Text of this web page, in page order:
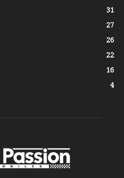
31
27
26
22
16
4